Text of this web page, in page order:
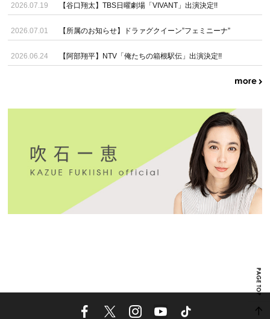
2026.07.19 【谷口翔太】TBS日曜劇場「VIVANT」出演決定!!
2026.07.01 【所属のお知らせ】ドラァグクイーン”フェミニーナ”
2026.06.24 【阿部翔平】NTV「俺たちの箱根駅伝」出演決定!!